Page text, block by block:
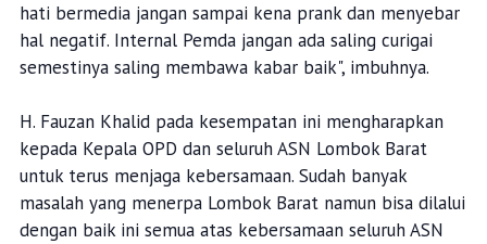
hati bermedia jangan sampai kena prank dan menyebar
hal negatif. Internal Pemda jangan ada saling curigai
semestinya saling membawa kabar baik", imbuhnya.
H. Fauzan Khalid pada kesempatan ini mengharapkan
kepada Kepala OPD dan seluruh ASN Lombok Barat
untuk terus menjaga kebersamaan. Sudah banyak
masalah yang menerpa Lombok Barat namun bisa dilalui
dengan baik ini semua atas kebersamaan seluruh ASN